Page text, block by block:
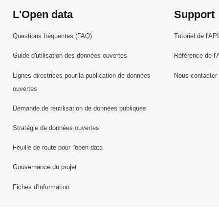
L'Open data
Questions fréquentes (FAQ)
Guide d'utilisation des données ouvertes
Lignes directrices pour la publication de données
ouvertes
Demande de réutilisation de données publiques
Stratégie de données ouvertes
Feuille de route pour l'open data
Gouvernance du projet
Fiches d'information
Support
Tutoriel de l'API
Référence de
Nous contacter